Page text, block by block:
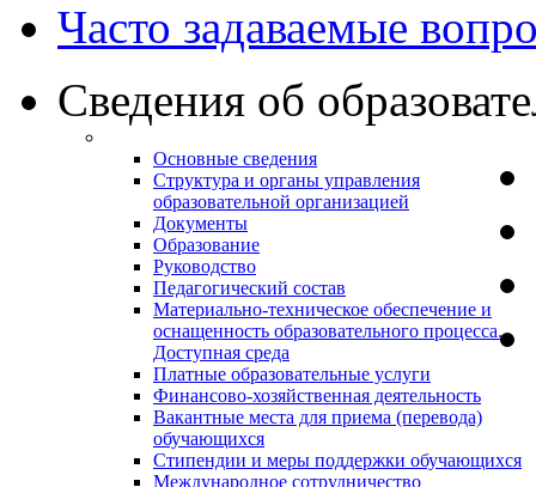
Часто задаваемые
Сведения об
Основные сведения
Структура и органы управления
образовательной организацией
Документы
Образование
Руководство
Педагогический состав
Материально-техническое обеспечение и
оснащенность образовательного процесса.
Доступная среда
Платные образовательные услуги
Финансово-хозяйственная деятельность
Вакантные места для приема (перевода)
обучающихся
Стипендии и меры поддержки обучающихся
Международное сотрудничество